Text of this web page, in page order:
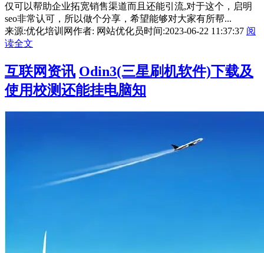
仅可以帮助企业拓宽销售渠道而且还能引流,对于这个，启明
seo非常认可，所以做个分享，希望能够对大家有所帮...
来源:优化培训网作者: 网站优化员时间:2023-06-22 11:37:37 阅
读全文
互联网资讯 Odin3(三星刷机软件)下载及
使用校测还能挂电脑知